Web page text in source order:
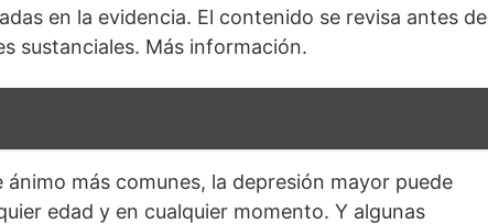
en la evidencia. El contenido se revisa antes de
sustanciales. Más información.
más comunes, la depresión mayor puede
edad y en cualquier momento. Y algunas